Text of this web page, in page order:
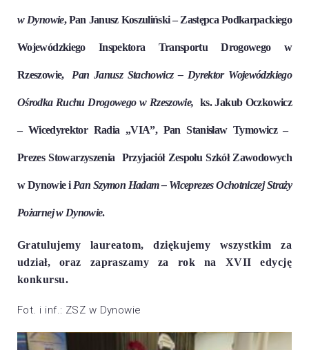
w Dynowie,Pan Janusz Koszuliński– Zastępca Podkarpackiego
Wojewódzkiego Inspektora Transportu Drogowego w
Rzeszowie, Pan Janusz Stachowicz– Dyrektor Wojewódzkiego
Ośrodka Ruchu Drogowego w Rzeszowie, ks. Jakub Oczkowicz
– Wicedyrektor Radia „VIA”, Pan Stanisław Tymowicz–
Prezes Stowarzyszenia Przyjaciół Zespołu Szkół Zawodowych
w Dynowie i Pan Szymon Hadam– Wiceprezes Ochotniczej Straży
Pożarnej w Dynowie.
Gratulujemy laureatom, dziękujemy wszystkim za
udział, oraz zapraszamy za rok na XVII edycję
konkursu.
Fot. i inf.: ZSZ w Dynowie